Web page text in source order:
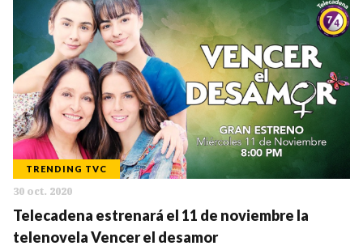
TRENDING TVC
30 oct. 2020
Telecadena estrenará el 11 de noviembre la
telenovela Vencer el desamor